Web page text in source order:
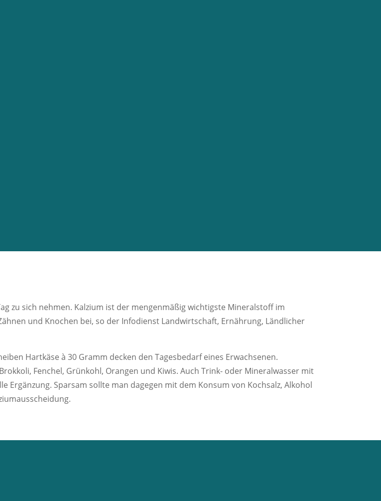
zu sich nehmen. Kalzium ist der mengenmäßig wichtigste Mineralstoff im
und Knochen bei, so der Infodienst Landwirtschaft, Ernährung, Ländlicher
Hartkäse à 30 Gramm decken den Tagesbedarf eines Erwachsenen.
Fenchel, Grünkohl, Orangen und Kiwis. Auch Trink- oder Mineralwasser mit
Ergänzung. Sparsam sollte man dagegen mit dem Konsum von Kochsalz, Alkohol